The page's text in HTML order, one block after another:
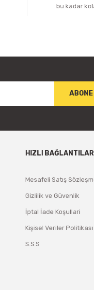
bu kadar
ABONE
HIZLI BAĞLANTILAR
Mesafeli Satış
Gizlilik ve Güvenlik
İptal İade Koşullari
Kişisel Veriler Politikası
S.S.S